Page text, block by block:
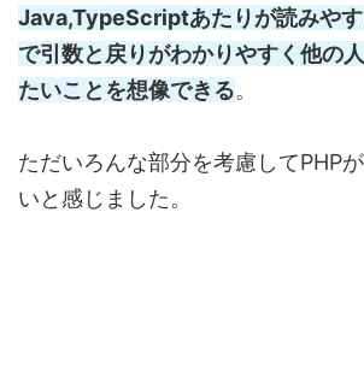
Java,TypeScriptあたりが読みや
で引数と戻りがわかりやすく他の
たいことを想像できる。
ただいろんな部分を考慮してPHP
いと感じました。